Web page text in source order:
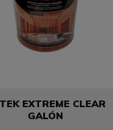
EXTREME CLEAR
GALÓN